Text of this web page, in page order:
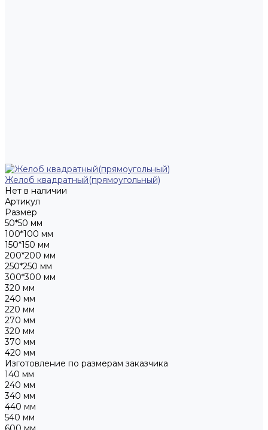
Желоб квадратный(прямоугольный)
Нет в наличии
Артикул
Размер
50*50 мм
100*100 мм
150*150 мм
200*200 мм
250*250 мм
300*300 мм
320 мм
240 мм
220 мм
270 мм
320 мм
370 мм
420 мм
Изготовление по размерам заказчика
140 мм
240 мм
340 мм
440 мм
540 мм